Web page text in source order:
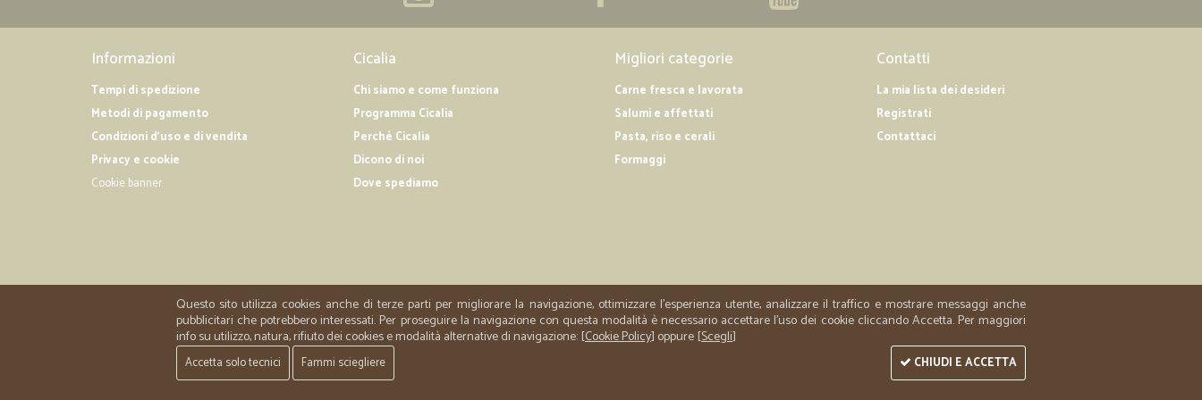
Informazioni
Tempi di spedizione
Metodi di pagamento
Condizioni d'uso e di vendita
Privacy e cookie
Cookie banner
Cicalia
Chi siamo e come funziona
Programma Cicalia
Perché Cicalia
Dicono di noi
Dove spediamo
Migliori categorie
Carne fresca e lavorata
Salumi e affettati
Pasta, riso e cerali
Formaggi
Contatti
La mia lista dei desideri
Registrati
Contattaci
Questo sito utilizza cookies anche di terze parti per migliorare la navigazione, ottimizzare l'esperienza utente, analizzare il traffico e mostrare messaggi anche
pubblicitari che potrebbero interessati. Per proseguire la navigazione con questa modalità è necessario accettare l'uso dei cookie cliccando Accetta. Per maggiori
info su utilizzo, natura, rifiuto dei cookies e modalità alternative di navigazione: [Cookie Policy] oppure [Scegli]
Accetta solo tecnici Fammi sciegliere CHIUDI E ACCETTA